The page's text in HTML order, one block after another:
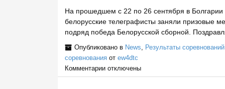
На прошедшем с 22 по 26 сентября в
белорусские телеграфисты заняли призовые
подряд победа Белорусской сборной.
Опубликовано в News, Результаты соревнований
соревнованияот ew4dtc
Комментарииотключены